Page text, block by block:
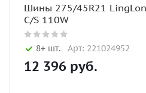
Шины 275/45R21
C/S 110W
8+ шт. Арт: 221024952
12 396 руб.